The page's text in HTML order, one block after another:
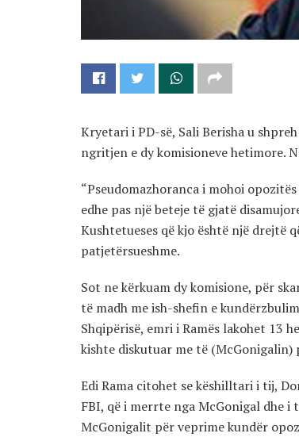
Kryetari i PD-së, Sali Berisha u
ngritjen e dy komisioneve hetimore.
“Pseudomazhoranca i mohoi
edhe pas një beteje të gjatë
Kushtetueses që kjo është një drejtë
patjetërsueshme.
Sot ne kërkuam dy komisione, për
të madh me ish-shefin e
Shqipërisë, emri i Ramës lakohet 13
kishte diskutuar me të
Edi Rama citohet se këshilltari i tij,
FBI, që i merrte nga McGonigal dhe
McGonigalit për veprime kundër